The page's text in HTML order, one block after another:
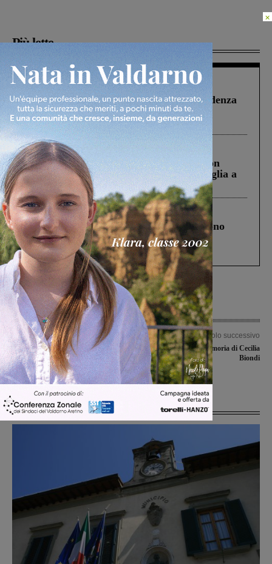
Più lette
Figline Incisa Valdarno 1 Agosto 2026
Piscina di Figline finanziata oltre la scadenza
Pnrr, il gruppo di Fratelli d’Italia: “Un
ringraziamento al Governo”
Cronaca 3 Agosto 2026
Scomparso da una struttura di Castiglion
Fiorentino l’uomo che aveva ucciso la figlia a
Levane nel 2020
Cronaca 4 Agosto 2026
Un anno fa la strage in A1 in cui morirono
Gianni, Giulia e Franco. Lo schianto, il
processo, lo stop ai sorpassi fra tir....
Articolo precedente
Valdarninsieme in casa contro
Fucecchio per continuare a inseguire il
terzo posto
Articolo successivo
3° camminata in memoria di Cecilia
Biondi
Ultime Notizie
×